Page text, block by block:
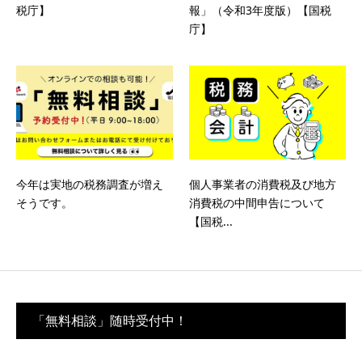
税庁】
報」（令和3年度版）【国税
庁】
今年は実地の税務調査が増え
そうです。
個人事業者の消費税及び地方
消費税の中間申告について
【国税...
「無料相談」随時受付中！